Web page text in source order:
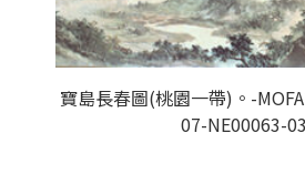
寶島長春圖(桃園一帶)。-
07-NE00063-